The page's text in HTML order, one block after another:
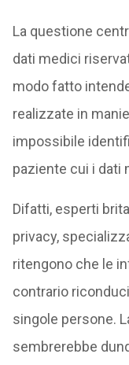
La questione
dati medici
modo fatto
realizzate in
impossibile
paziente cui i dati
Difatti, esperti
privacy,
ritengono che le
contrario
singole persone.
sembrerebbe